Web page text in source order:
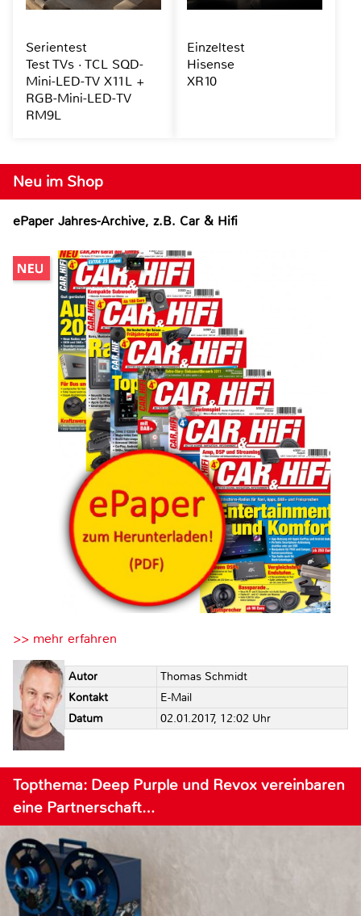
Neu im Shop
ePaper Jahres-Archive, z.B. Car & Hifi
>> mehr erfahren
Autor
Thomas Schmidt
Kontakt
E-Mail
Datum
02.01.2017, 12:02 Uhr
Topthema: Deep Purple und Revox vereinbaren
eine Partnerschaft…
Serientest
Test TVs · TCL SQD-
Mini-LED-TV X11L +
RGB-Mini-LED-TV
RM9L
Einzeltest
Hisense
XR10